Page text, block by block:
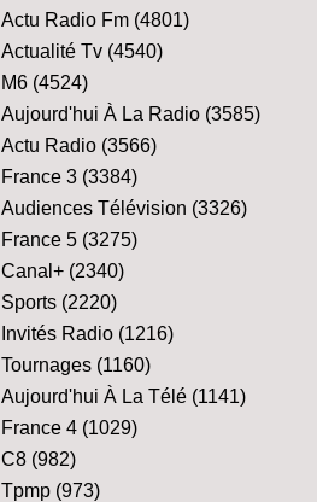
Actu Radio Fm (4801)
Actualité Tv (4540)
M6 (4524)
Aujourd'hui À La Radio (3585)
Actu Radio (3566)
France 3 (3384)
Audiences Télévision (3326)
France 5 (3275)
Canal+ (2340)
Sports (2220)
Invités Radio (1216)
Tournages (1160)
Aujourd'hui À La Télé (1141)
France 4 (1029)
C8 (982)
Tpmp (973)